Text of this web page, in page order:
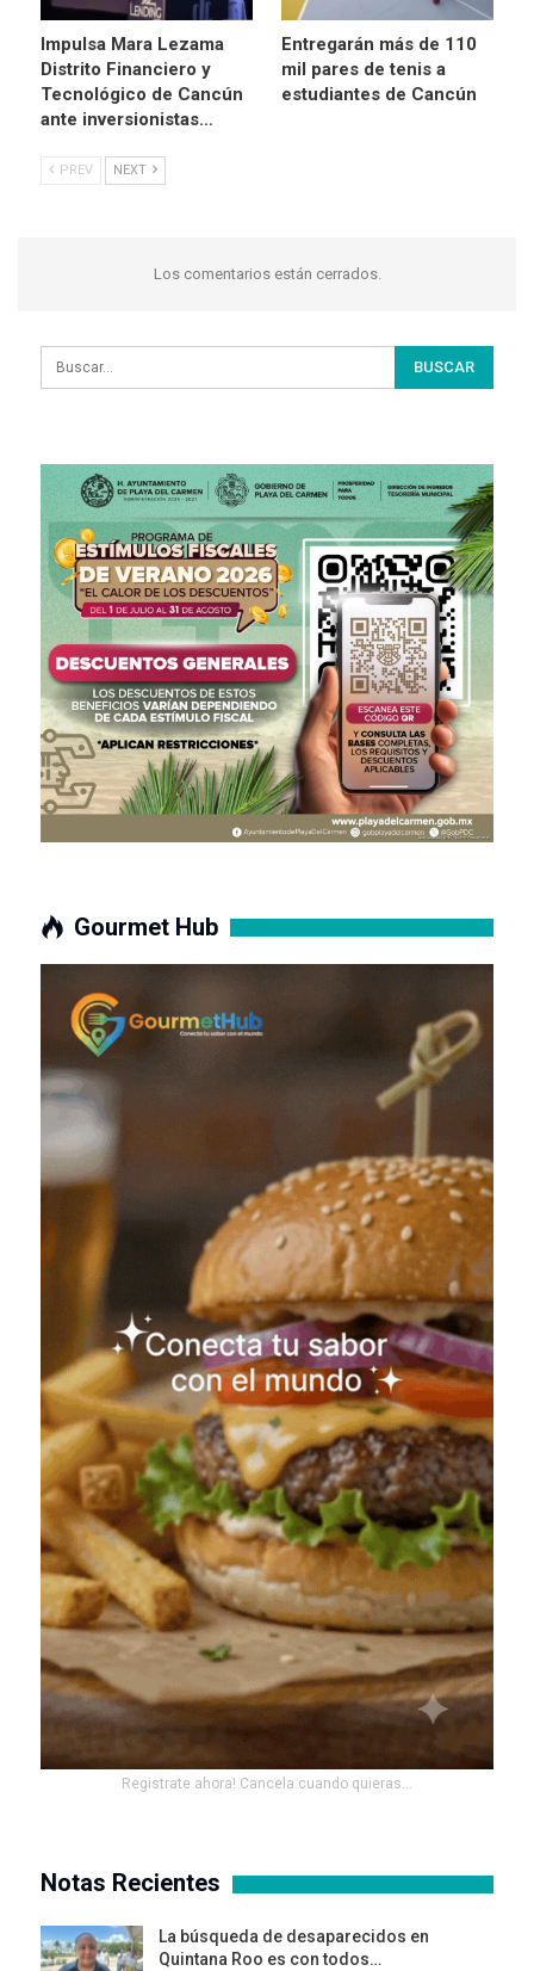
Impulsa Mara Lezama
Distrito Financiero y
Tecnológico de Cancún
ante inversionistas…
Entregarán más de 110
mil pares de tenis a
estudiantes de Cancún
PREV NEXT
Los comentarios están cerrados.
Gourmet Hub
Registrate ahora! Cancela cuando quieras...
Notas Recientes
La búsqueda de desaparecidos en
Quintana Roo es con todos…